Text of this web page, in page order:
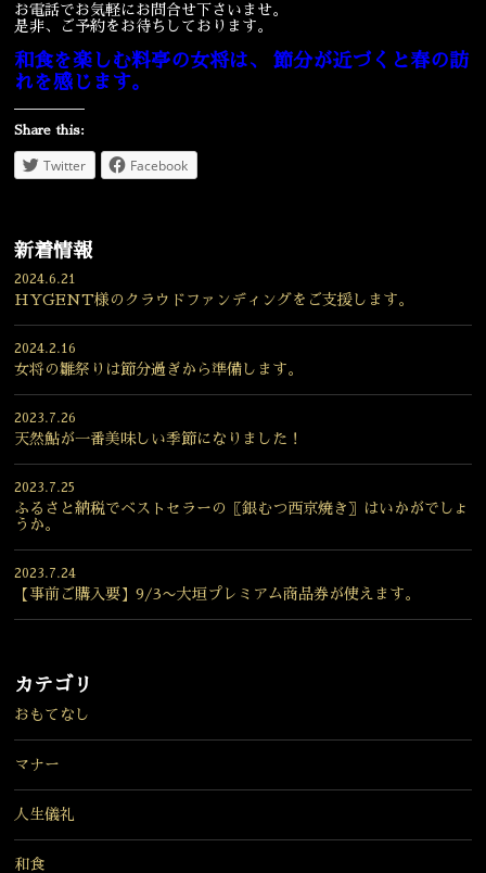
お電話でお気軽にお問合せ下さいませ。
是非、ご予約をお待ちしております。
和食を楽しむ料亭の女将は、 節分が近づくと春の訪
れを感じます。
Share this:
Twitter Facebook
新着情報
2024.6.21
HYGENT様のクラウドファンディングをご支援します。
2024.2.16
女将の雛祭りは節分過ぎから準備します。
2023.7.26
天然鮎が一番美味しい季節になりました！
2023.7.25
ふるさと納税でベストセラーの〖銀むつ西京焼き〗はいかがでしょ
うか。
2023.7.24
【事前ご購入要】9/3〜大垣プレミアム商品券が使えます。
カテゴリ
おもてなし
マナー
人生儀礼
和食
慶事
宴会